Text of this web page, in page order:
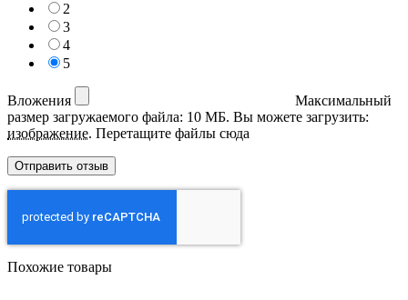
2
3
4
5
Вложения
Максимальный
размер загружаемого файла: 10 МБ. Вы можете загрузить:
изображение. Перетащите файлы сюда
Похожие товары